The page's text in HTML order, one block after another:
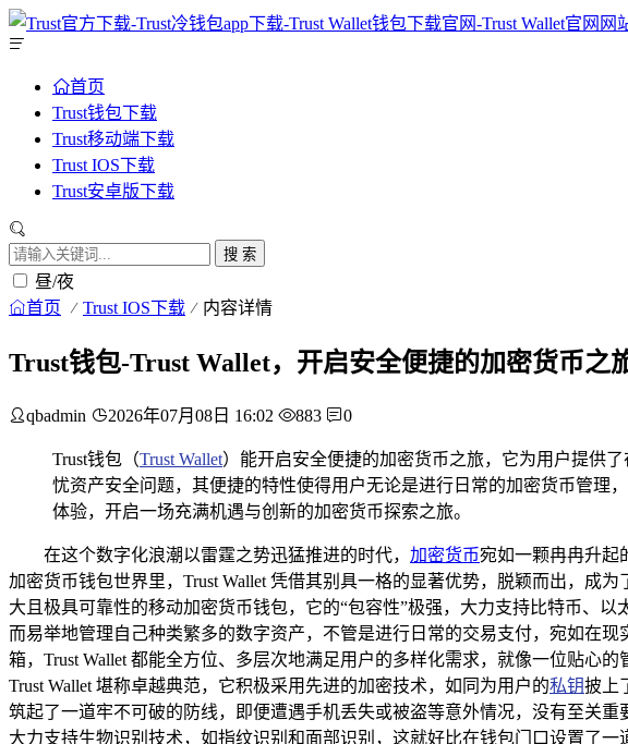
首页
Trust钱包下载
Trust移动端下载
Trust IOS下载
Trust安卓版下载
搜 索
昼/夜
首页 Trust IOS下载 内容详情
Trust钱包-Trust Wallet，开启安全便捷的加密货币之
qbadmin 2026年07月08日 16:02 883 0
Trust钱包（Trust Wallet）能开启安全便捷的加密货币之旅，它为用户提供
忧资产安全问题，其便捷的特性使得用户无论是进行日常的加密货币管理
体验，开启一场充满机遇与创新的加密货币探索之旅。
在这个数字化浪潮以雷霆之势迅猛推进的时代， 加密货币宛如一颗冉冉升起
加密货币钱包世界里，Trust Wallet 凭借其别具一格的显著优势，脱颖而出，成
大且极具可靠性的移动加密货币钱包，它的“包容性”极强，大力支持比特币、
而易举地管理自己种类繁多的数字资产，不管是进行日常的交易支付，宛如在
箱，Trust Wallet 都能全方位、多层次地满足用户的多样化需求，就像一位贴心
Trust Wallet 堪称卓越典范，它积极采用先进的加密技术，如同为用户的私钥披上
筑起了一道牢不可破的防线，即便遭遇手机丢失或被盗等意外情况，没有至关
大力支持生物识别技术，如指纹识别和面部识别，这就好比在钱包门口设置了